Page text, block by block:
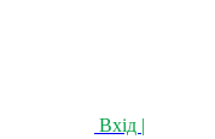
Вхід |